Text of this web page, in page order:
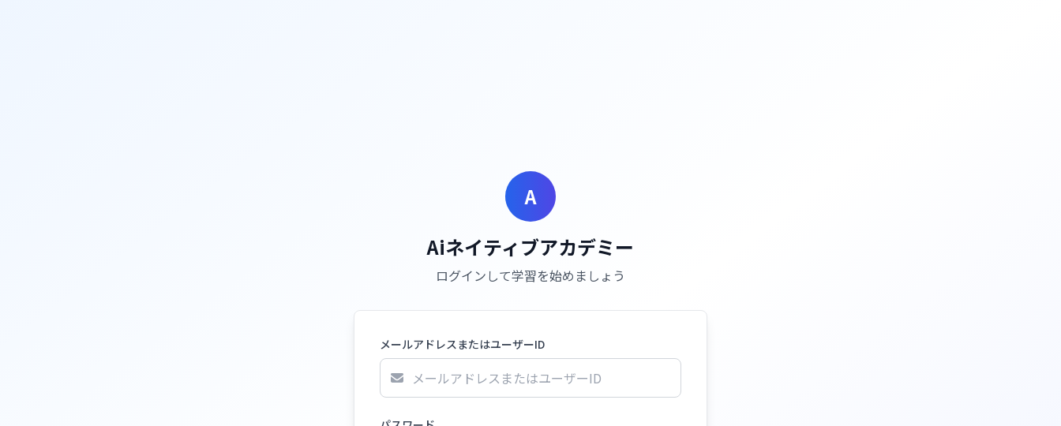
A
Aiネイティブアカデミー
ログインして学習を始めましょう
メールアドレスまたはユーザーID